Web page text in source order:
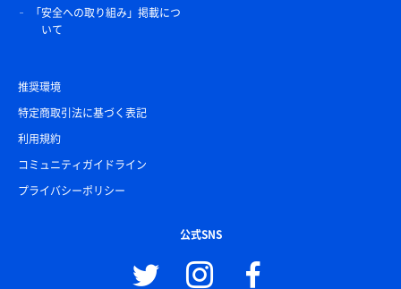
「安全への取り組み」掲載につ
いて
推奨環境
特定商取引法に基づく表記
利用規約
コミュニティガイドライン
プライバシーポリシー
公式SNS